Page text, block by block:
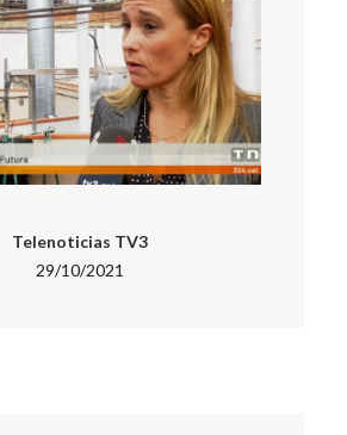
Telenoticias TV3
29/10/2021